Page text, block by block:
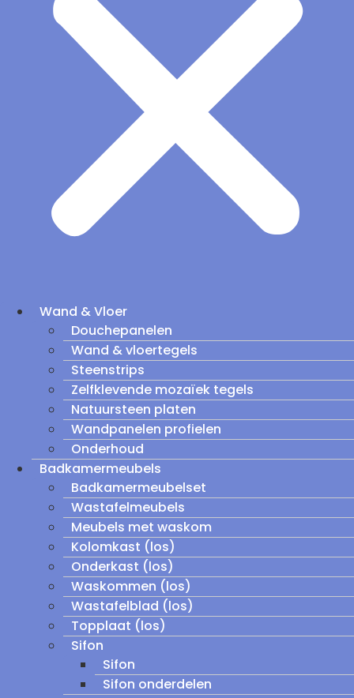
Wand & Vloer
Douchepanelen
Wand & vloertegels
Steenstrips
Zelfklevende mozaïek tegels
Natuursteen platen
Wandpanelen profielen
Onderhoud
Badkamermeubels
Badkamermeubelset
Wastafelmeubels
Meubels met waskom
Kolomkast (los)
Onderkast (los)
Waskommen (los)
Wastafelblad (los)
Topplaat (los)
Sifon
Sifon
Sifon onderdelen